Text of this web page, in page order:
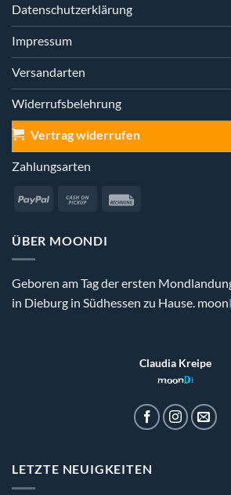
Datenschutzerklärung
Impressum
Versandarten
Widerrufsbelehrung
Vertrag widerrufen
Zahlungsarten
PayPal
Cash
Pickup
ÜBER MOONDI
Geboren am Tag der ersten
in Dieburg in Südhessen zu Hause. moon
Claudia Kreipe
moonDi
LETZTE NEUIGKEITEN